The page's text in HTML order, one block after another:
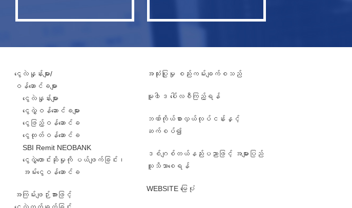
ငွေလဲနှုန်းများ/
ဝန်ဆောင်ခများ
ငွေလဲနှုန်းများ
ငွေလွှဲဝန်ဆောင်ခများ
ငွေဖြည့်ဝန်ဆောင်ခ
ငွေထုတ်ဝန်ဆောင်ခ
SBI Remit NEOBANK
ငွေလွှဲတောင်းဆိုမှုကို ပယ်ဖျက်ခြင်း၊
အမ်းငွေဝန်ဆောင်ခ
အကြမ်းဖျဉ်းအားဖြင့်
အသုံးပြုမှု စည်းကမ်းချက်စသည်
မူ၀ါဒ ပေါ်လစီကြည့်ရန်
ဘဏ်ကိုယ်စားလှယ်လုပ်ငန်းနှင့်
ဆက်စပ်၍
ဒစ်ဂျစ်တယ်နည်းပညာဖြင့် အများပြည်
သူသိသာစေရန်
WEBSITE မြေပုံ